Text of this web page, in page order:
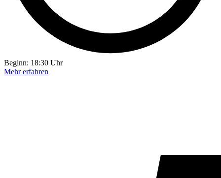
Beginn: 18:30 Uhr
Mehr erfahren